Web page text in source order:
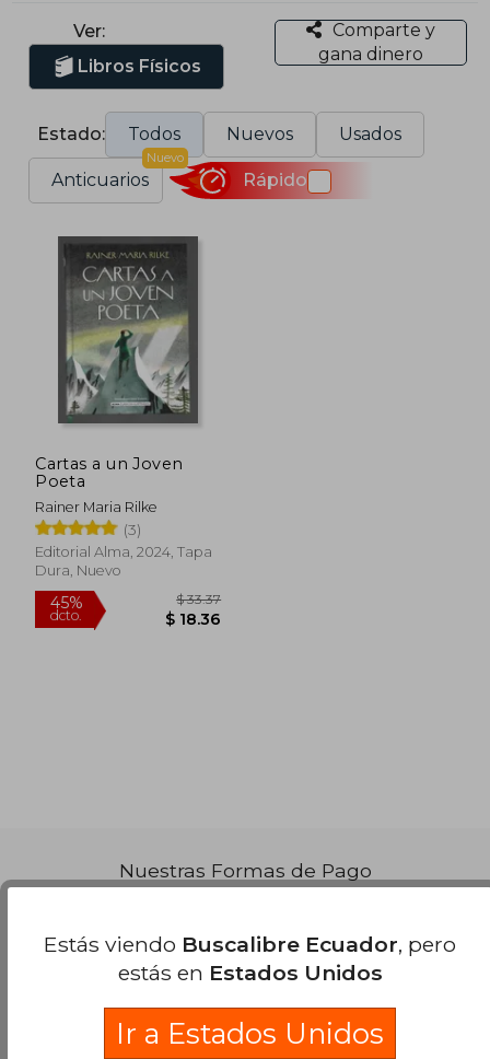
Ver:
Libros Físicos
Comparte y
gana dinero
Estado: Todos Nuevos Usados
Anticuarios
Nuevo
Rápido
Cartas a un Joven
Poeta
Rainer Maria Rilke
(3)
Editorial Alma, 2024, Tapa
Dura, Nuevo
Nuestras Formas de Pago
Estás viendo Buscalibre Ecuador, pero
estás en Estados Unidos
Ir a Estados Unidos